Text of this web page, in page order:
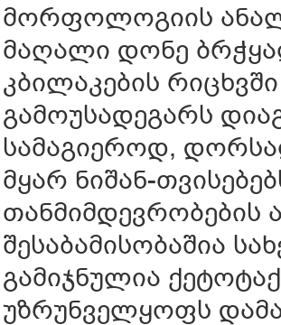
მორფოლოგიის
მაღალი დონე
კბილაკების
გამოუსადეგარს
სამაგიეროდ,
მყარ ნიშან-
თანმიმდევრობების
შესაბამისობაშია
გამიჯნულია
უზრუნველყოფს